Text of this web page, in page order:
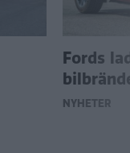
Fords
NYHETER